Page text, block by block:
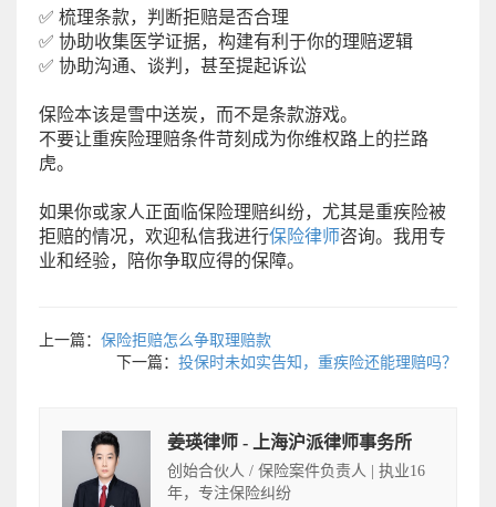
✅ 梳理条款，判断拒赔是否合理
✅ 协助收集医学证据，构建有利于你的理赔逻辑
✅ 协助沟通、谈判，甚至提起诉讼
保险本该是雪中送炭，而不是条款游戏。
不要让重疾险理赔条件苛刻成为你维权路上的拦路
虎。
如果你或家人正面临保险理赔纠纷，尤其是重疾险被
拒赔的情况，欢迎私信我进行保险律师咨询。我用专
业和经验，陪你争取应得的保障。
上一篇： 保险拒赔怎么争取理赔款
下一篇： 投保时未如实告知，重疾险还能理赔吗？
姜瑛律师 - 上海沪派律师事务所
创始合伙人 / 保险案件负责人 | 执业16
年，专注保险纠纷